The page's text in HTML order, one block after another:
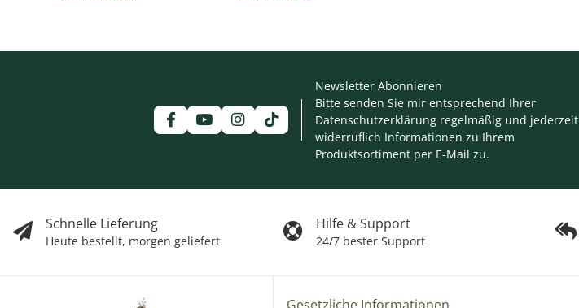
Schnelle Lieferung
Heute bestellt, morgen geliefert
Hilfe & Support
24/7 bester Support
Newsletter Abonnieren
Bitte senden Sie mir entsprechend Ihrer
Datenschutzerklärung regelmäßig und jederzeit
widerruflich Informationen zu Ihrem
Produktsortiment per E-Mail zu.